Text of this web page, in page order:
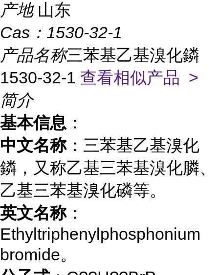
产地 山东
Cas： 1530-32-1
产品名称三苯基乙基溴化鏻
1530-32-1 查看相似产品 >
简介
基本信息 ：
中文名称：三苯基乙基溴化
鏻，又称乙基三苯基溴化膦、
乙基三苯基溴化磷等。
英文名称：
Ethyltriphenylphosphonium
bromide。